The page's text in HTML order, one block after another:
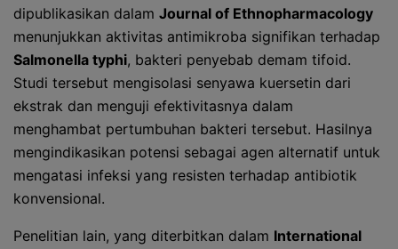
dipublikasikan dalam Journal of Ethnopharmacology
menunjukkan aktivitas antimikroba signifikan terhadap
Salmonella typhi, bakteri penyebab demam tifoid.
Studi tersebut mengisolasi senyawa kuersetin dari
ekstrak dan menguji efektivitasnya dalam
menghambat pertumbuhan bakteri tersebut. Hasilnya
mengindikasikan potensi sebagai agen alternatif untuk
mengatasi infeksi yang resisten terhadap antibiotik
konvensional.
Penelitian lain, yang diterbitkan dalam International